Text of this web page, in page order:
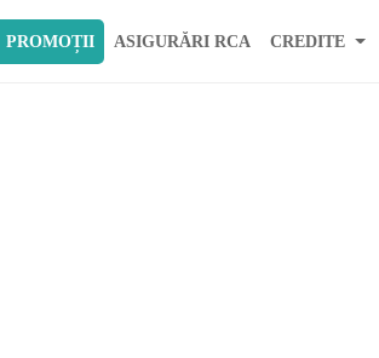
PROMOȚII ASIGURĂRI RCA CREDITE